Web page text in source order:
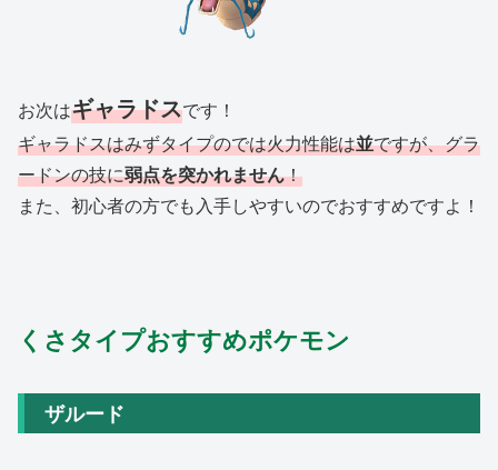
お次はギャラドスです！
ギャラドスはみずタイプのでは火力性能は並ですが、グラ
ードンの技に弱点を突かれません！
また、初心者の方でも入手しやすいのでおすすめですよ！
くさタイプおすすめポケモン
ザルード